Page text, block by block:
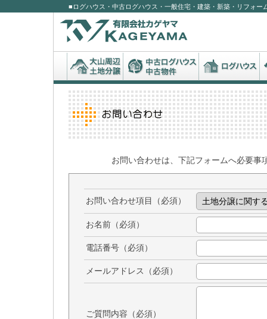
有限会社カゲヤマ
お問い合わせは、下記フォームへ必要事
お問い合わせ項目（必須）
お名前（必須）
電話番号（必須）
メールアドレス（必須）
ご質問内容（必須）
■ログハウス・中古ログハウス・一般住宅・建築・新築・リフォ